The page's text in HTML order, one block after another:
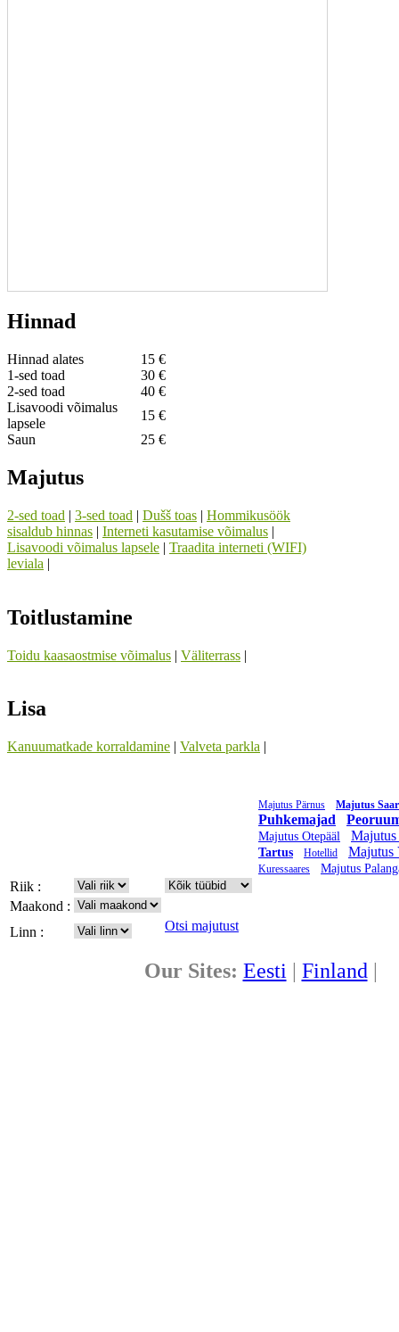
Hinnad
Hinnad alates
15 €
1-sed toad
30 €
2-sed toad
40 €
Lisavoodi võimalus
lapsele
15 €
Saun
25 €
Majutus
2-sed toad | 3-sed toad | Dušš toas | Hommikusöök
sisaldub hinnas | Interneti kasutamise võimalus |
Lisavoodi võimalus lapsele | Traadita interneti (WIFI)
leviala |
Toitlustamine
Toidu kaasaostmise võimalus | Väliterrass |
Lisa
Kanuumatkade korraldamine | Valveta parkla |
Majutus Pärnus Majutus
Puhkemajad
Majutus Otepääl Majutus
Tartus Hotellid Majutus
Kuressaares Majutus
Riik :
Maakond :
Linn :
Otsi majutust
Our Sites: Eesti | Finland |